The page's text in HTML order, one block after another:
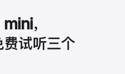
，
试听三个